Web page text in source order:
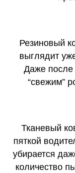
Резиновый
выглядит
Даже после
“свежим”
Тканевый
пяткой
убирается
количество